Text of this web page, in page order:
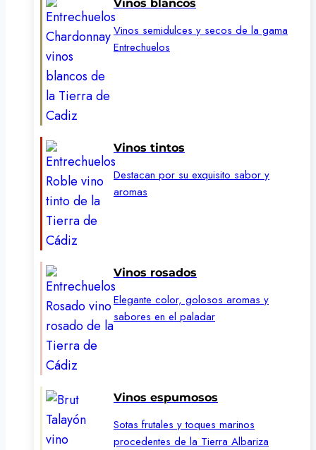
Vinos blancos
Vinos semidulces y secos de la gama
Entrechuelos
Vinos tintos
Destacan por su exquisito sabor y
aromas
Vinos rosados
Elegante color, golosos aromas y
sabores en el paladar
Vinos espumosos
Sotas frutales y toques marinos
procedentes de la Tierra Albariza